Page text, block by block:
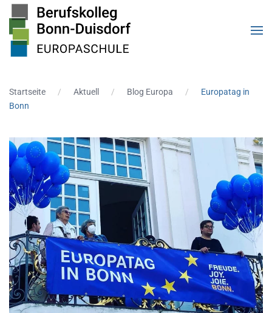
Zum Hauptinhalt springen
Startseite Aktuell Blog Europa
Europatag in
Bonn